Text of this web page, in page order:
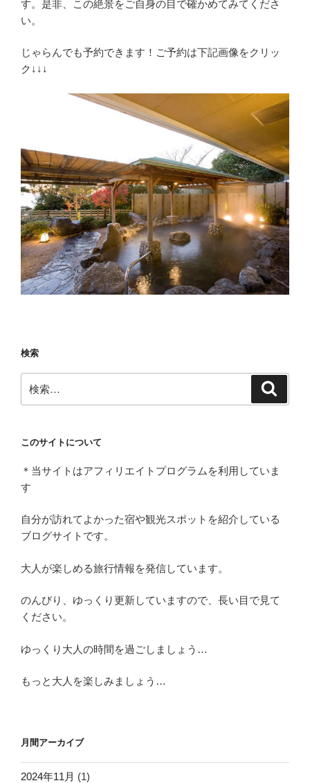
す。是非、この絶景をご自身の目で確かめてみてくださ
い。
じゃらんでも予約できます！ご予約は下記画像をクリッ
ク↓↓↓
検索
索:
このサイトについて
＊当サイトはアフィリエイトプログラムを利用していま
す
自分が訪れてよかった宿や観光スポットを紹介している
ブログサイトです。
大人が楽しめる旅行情報を発信しています。
のんびり、ゆっくり更新していますので、長い目で見て
ください。
ゆっくり大人の時間を過ごしましょう…
もっと大人を楽しみましょう…
月間アーカイブ
2024年11月 (1)